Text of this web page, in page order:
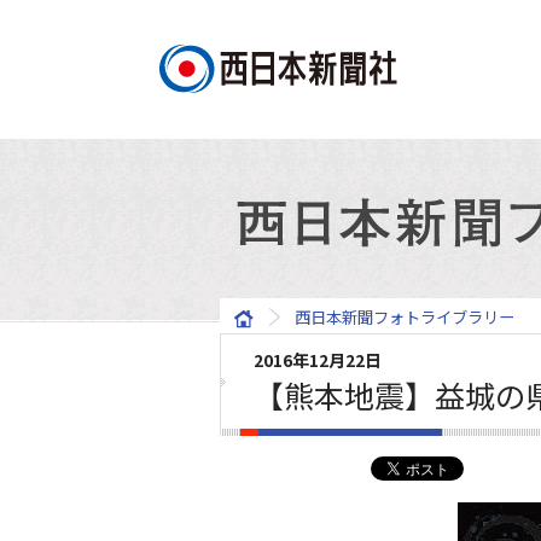
西日本新聞フォトライブラリー
2016年12月22日
【熊本地震】益城